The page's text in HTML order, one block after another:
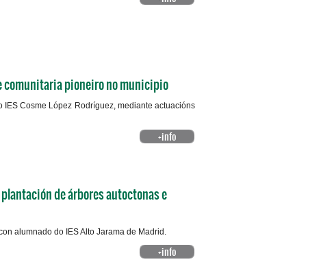
comunitaria pioneiro no municipio
Cosme López Rodríguez, mediante actuacións
+info
de árbores autoctonas e
alumnado do IES Alto Jarama de Madrid.
+info